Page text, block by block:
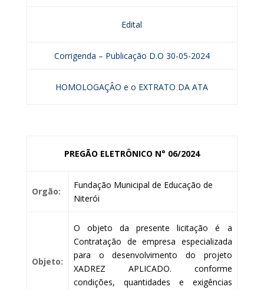
Edital
Corrigenda – Publicação D.O 30-05-2024
HOMOLOGAÇÂO e o EXTRATO DA ATA
PREGÃO ELETRÔNICO N° 06/2024
Orgão:
Fundação Municipal de Educação de
Niterói
Objeto:
O objeto da presente licitação é a
Contratação de empresa especializada
para o desenvolvimento do projeto
XADREZ APLICADO. conforme
condições, quantidades e exigências